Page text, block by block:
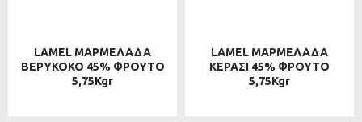
LAMEL ΜΑΡΜΕΛΑΔΑ
ΒΕΡΥΚΟΚΟ 45% ΦΡΟΥΤΟ
5,75Kgr
LAMEL ΜΑΡΜΕΛΑΔΑ
ΚΕΡΑΣΙ 45% ΦΡΟΥΤΟ
5,75Kgr